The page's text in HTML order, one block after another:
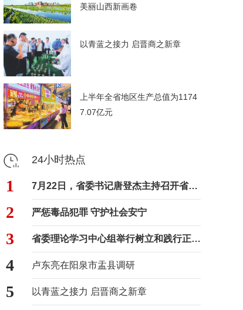
美丽山西新画卷
以青蓝之接力 启晋商之新章
上半年全省地区生产总值为1174
7.07亿元
24小时热点
1 7月22日，省委书记唐登杰主持召开省委常委会会议
2 严惩毒品犯罪 守护社会安宁
3 省委理论学习中心组举行树立和践行正确政绩观学习教育专题学习会
4 卢东亮在阳泉市盂县调研
5 以青蓝之接力 启晋商之新章